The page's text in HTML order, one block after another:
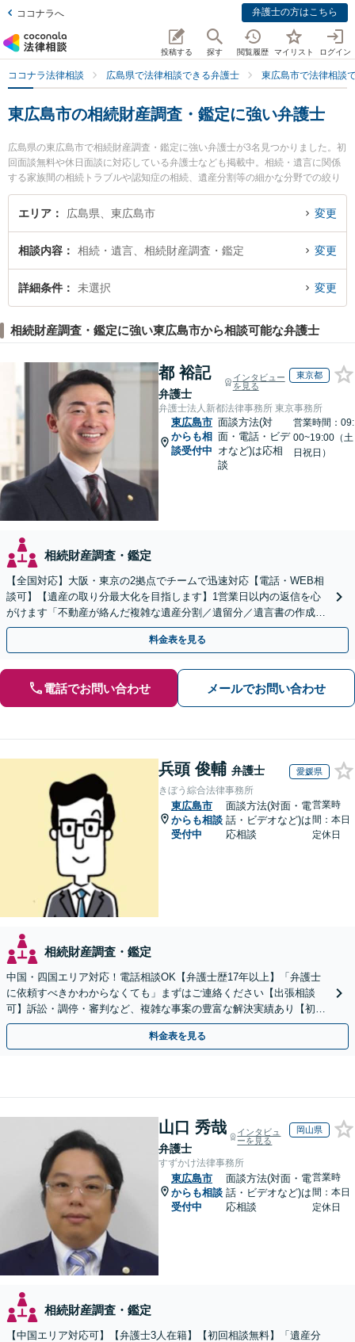
ココナラへ 弁護士の方はこちら
投稿する 探す 閲覧履歴 マイリスト ログイン
ココナラ法律相談 広島県で法律相談できる弁護士 東広島市で法律相談
東広島市の相続財産調査・鑑定に強い弁護士
広島県の東広島市で相続財産調査・鑑定に強い弁護士が3名見つかりました。初
回面談無料や休日面談に対応している弁護士なども掲載中。相続・遺言に関係
する家族間の相続トラブルや認知症の相続、遺産分割等の細かな分野での絞り
込み検索もでき便利です。特に西条中央法律事務所の許 泰朗弁護士や弁護士法
人山下江法律事務所 東広島支部の小林 幹大弁護士、まつうら法律事務所の久井
弁護士に相談したい』『相続財産調査・鑑定のトラブル解決の実績豊富な近く
の弁護士を検索したい』『初回相談無料で相続財産調査・鑑定を法律相談でき
る東広島市内の弁護士に相談予約したい』などでお困りの相談者さんにおすす
エリア 広島県、東広島市 変更
相談内容 相続・遺言、相続財産調査・鑑定 変更
詳細条件 未選択 変更
相続財産調査・鑑定に強い東広島市から相談可能な弁護士
都 裕記
弁護士
インタビュー
を見る
東京都
弁護士法人新都法律事務所 東京事務所
東広島市
からも相
談受付中
面談方法(対
面・電話・ビデ
オなど)は応相
談
営業時間：09:
00~19:00（土
日祝日）
相続財産調査・鑑定
【全国対応】大阪・東京の2拠点でチームで迅速対応【電話・WEB相
談可】【遺産の取り分最大化を目指します】1営業日以内の返信を心
がけます「不動産が絡んだ複雑な遺産分割／遺留分／遺言書の作成・
執行／事業承継など、お任せください」【休日相談あり】
料金表を見る
電話でお問い合わせ メールでお問い合わせ
兵頭 俊輔 弁護士 愛媛県
きぼう綜合法律事務所
東広島市
からも相談
受付中
面談方法(対面・電
話・ビデオなど)は
応相談
営業時
間：本日
定休日
相続財産調査・鑑定
中国・四国エリア対応！電話相談OK【弁護士歴17年以上】「弁護士
に依頼すべきかわからなくても」まずはご連絡ください【出張相談
可】訴訟・調停・審判など、複雑な事案の豊富な解決実績あり【初回
相談無料】初回面談のみで解決できるケースもあります
料金表を見る
山口 秀哉
弁護士
インタビュ
ーを見る
岡山県
すずかけ法律事務所
東広島市
からも相談
受付中
面談方法(対面・電
話・ビデオなど)は
応相談
営業時
間：本日
定休日
相続財産調査・鑑定
【中国エリア対応可】【弁護士3人在籍】【初回相談無料】「遺産分